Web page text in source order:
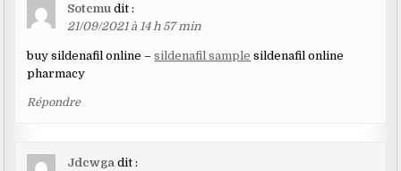
Sotcmu dit :
21/09/2021 à 14 h 57 min
buy sildenafil online –sildenafil sample sildenafil online
pharmacy
Répondre
Jdcwga dit :